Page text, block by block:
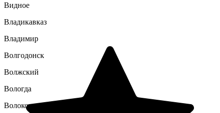
Видное
Владикавказ
Владимир
Волгодонск
Волжский
Вологда
Волоколамск